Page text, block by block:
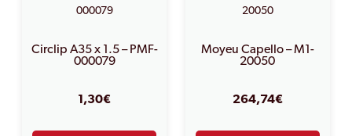
Circlip A35 x 1.5 – PMF-
000079
1,30€
Moyeu Capello – M1-
20050
264,74€